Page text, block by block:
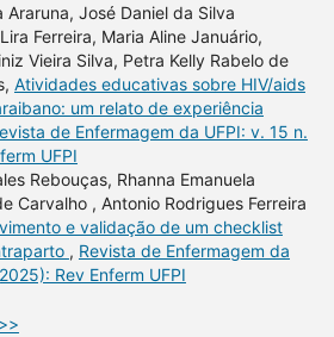
Araruna, José Daniel da Silva
Ferreira, Maria Aline Januário,
Vieira Silva, Petra Kelly Rabelo de
Atividades educativas sobre HIV/aids
um relato de experiência
de Enfermagem da UFPI: v. 15 n.
UFPI
Rebouças, Rhanna Emanuela
Carvalho , Antonio Rodrigues Ferreira
e validação de um checklist
, Revista de Enfermagem da
Rev Enferm UFPI
>>